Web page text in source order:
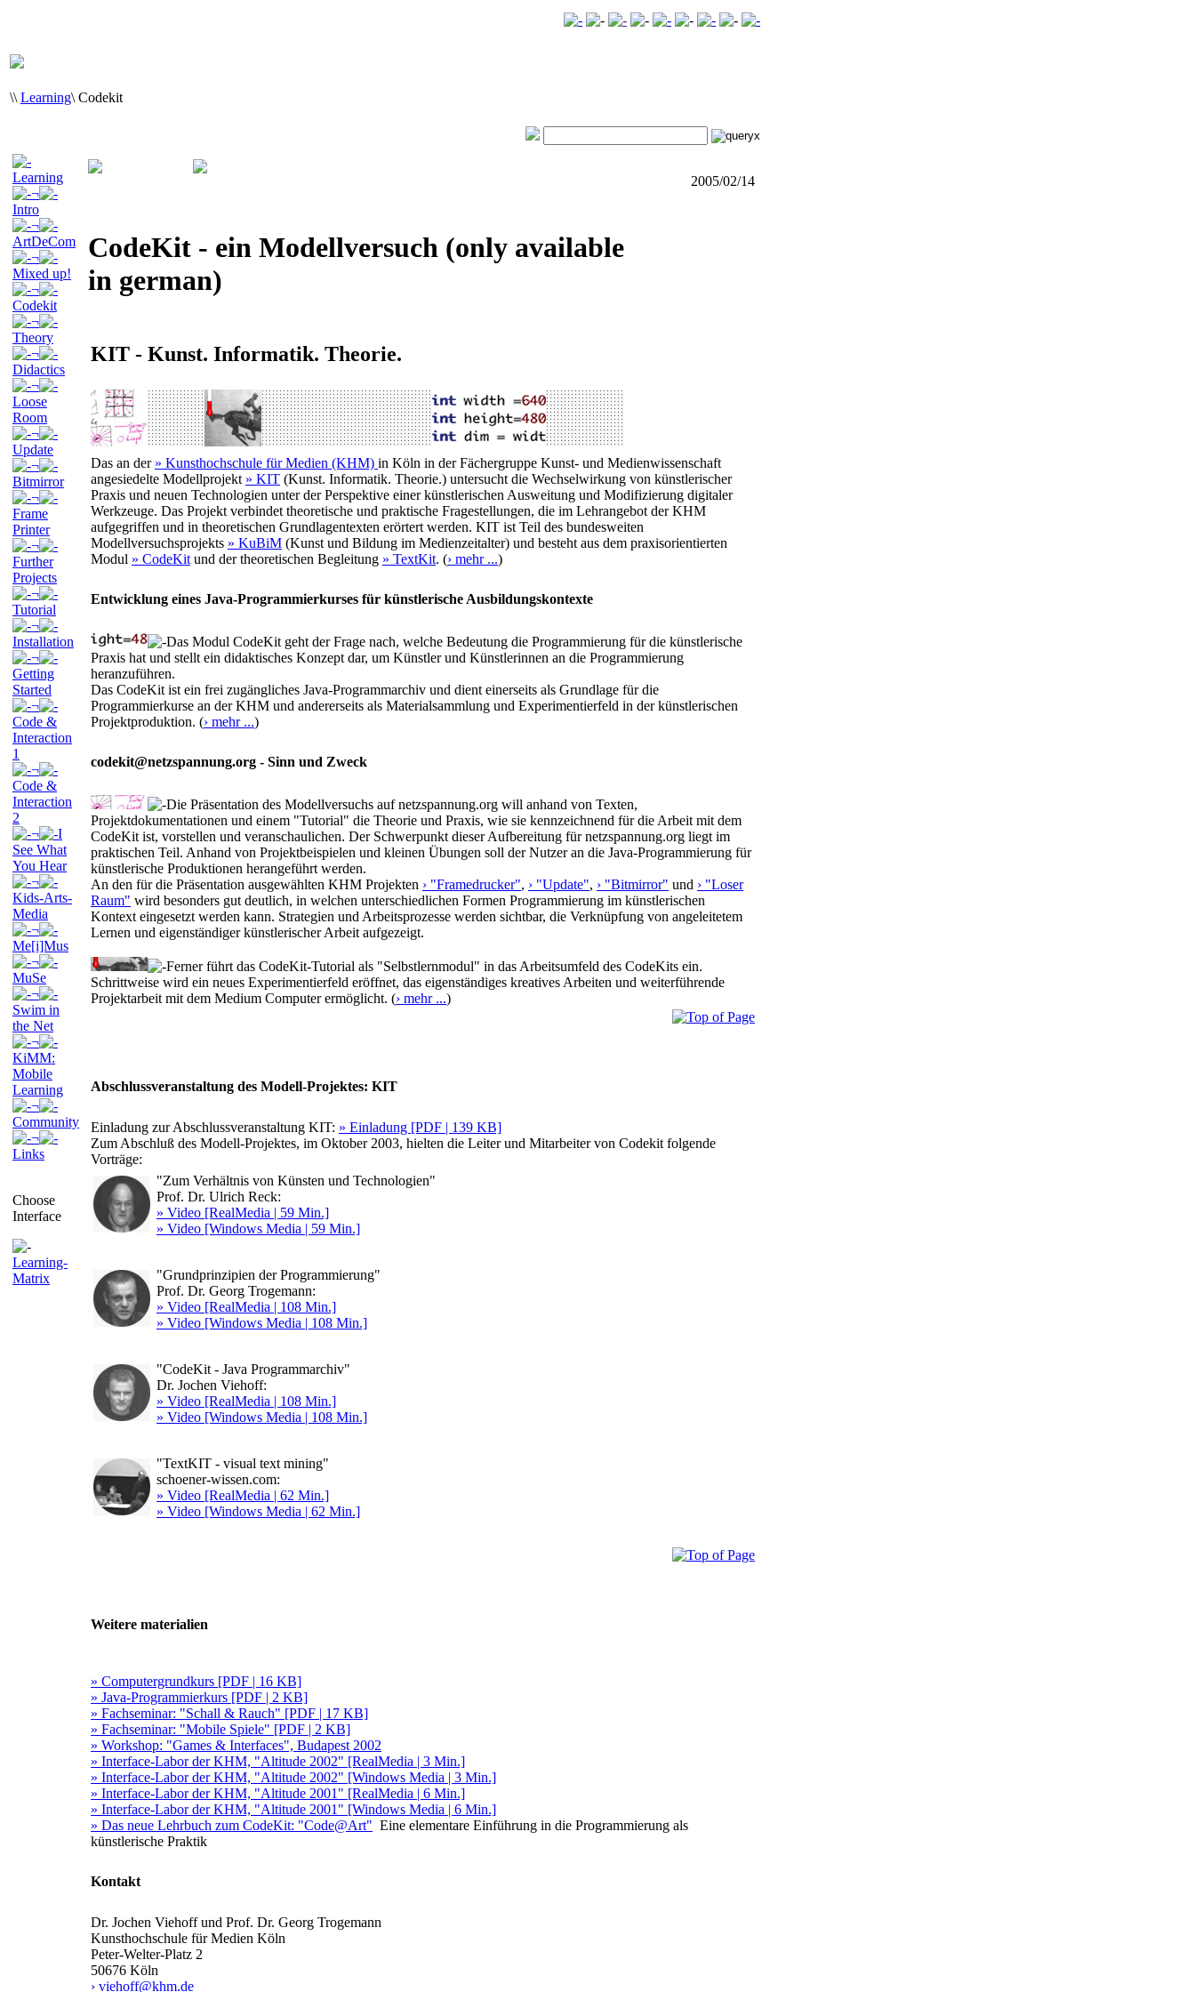
\\ Learning\ Codekit
Learning
¬
Intro
¬
ArtDeCom
¬
Mixed up!
¬
Codekit
¬
Theory
¬
Didactics
¬
Loose
Room
¬
Update
¬
Bitmirror
¬
Frame
Printer
¬
Further
Projects
¬
Tutorial
¬
Installation
¬
Getting
Started
¬
Code &
Interaction
1
¬
Code &
Interaction
2
¬
I
See What
You Hear
¬
Kids-Arts-
Media
¬
Me[i]Mus
¬
MuSe
¬
Swim in
the Net
¬
KiMM:
Mobile
Learning
¬
Community
¬
Links
Choose
Interface
Learning-
Matrix
2005/02/14
CodeKit - ein Modellversuch (only available
in german)
KIT - Kunst. Informatik. Theorie.
Das an der » Kunsthochschule für Medien (KHM) in Köln in der Fächergruppe Kunst- und Medienwissenschaft
angesiedelte Modellprojekt » KIT (Kunst. Informatik. Theorie.) untersucht die Wechselwirkung von künstlerischer
Praxis und neuen Technologien unter der Perspektive einer künstlerischen Ausweitung und Modifizierung digitaler
Werkzeuge. Das Projekt verbindet theoretische und praktische Fragestellungen, die im Lehrangebot der KHM
aufgegriffen und in theoretischen Grundlagentexten erörtert werden. KIT ist Teil des bundesweiten
Modellversuchsprojekts » KuBiM (Kunst und Bildung im Medienzeitalter) und besteht aus dem praxisorientierten
Modul » CodeKit und der theoretischen Begleitung » TextKit. (› mehr ...)
Entwicklung eines Java-Programmierkurses für künstlerische Ausbildungskontexte
Das Modul CodeKit geht der Frage nach, welche Bedeutung die Programmierung für die künstlerische
Praxis hat und stellt ein didaktisches Konzept dar, um Künstler und Künstlerinnen an die Programmierung
heranzuführen.
Das CodeKit ist ein frei zugängliches Java-Programmarchiv und dient einerseits als Grundlage für die
Programmierkurse an der KHM und andererseits als Materialsammlung und Experimentierfeld in der künstlerischen
Projektproduktion. (› mehr ...)
codekit@netzspannung.org - Sinn und Zweck
Die Präsentation des Modellversuchs auf netzspannung.org will anhand von Texten,
Projektdokumentationen und einem "Tutorial" die Theorie und Praxis, wie sie kennzeichnend für die Arbeit mit dem
CodeKit ist, vorstellen und veranschaulichen. Der Schwerpunkt dieser Aufbereitung für netzspannung.org liegt im
praktischen Teil. Anhand von Projektbeispielen und kleinen Übungen soll der Nutzer an die Java-Programmierung für
künstlerische Produktionen herangeführt werden.
An den für die Präsentation ausgewählten KHM Projekten › "Framedrucker", › "Update", › "Bitmirror" und › "Loser
Raum" wird besonders gut deutlich, in welchen unterschiedlichen Formen Programmierung im künstlerischen
Kontext eingesetzt werden kann. Strategien und Arbeitsprozesse werden sichtbar, die Verknüpfung von angeleitetem
Lernen und eigenständiger künstlerischer Arbeit aufgezeigt.
Ferner führt das CodeKit-Tutorial als "Selbstlernmodul" in das Arbeitsumfeld des CodeKits ein.
Schrittweise wird ein neues Experimentierfeld eröffnet, das eigenständiges kreatives Arbeiten und weiterführende
Projektarbeit mit dem Medium Computer ermöglicht. (› mehr ...)
Abschlussveranstaltung des Modell-Projektes: KIT
Einladung zur Abschlussveranstaltung KIT: » Einladung [PDF | 139 KB]
Zum Abschluß des Modell-Projektes, im Oktober 2003, hielten die Leiter und Mitarbeiter von Codekit folgende
Vorträge:
"Zum Verhältnis von Künsten und Technologien"
Prof. Dr. Ulrich Reck:
» Video [RealMedia | 59 Min.]
» Video [Windows Media | 59 Min.]
"Grundprinzipien der Programmierung"
Prof. Dr. Georg Trogemann:
» Video [RealMedia | 108 Min.]
» Video [Windows Media | 108 Min.]
"CodeKit - Java Programmarchiv"
Dr. Jochen Viehoff:
» Video [RealMedia | 108 Min.]
» Video [Windows Media | 108 Min.]
"TextKIT - visual text mining"
schoener-wissen.com:
» Video [RealMedia | 62 Min.]
» Video [Windows Media | 62 Min.]
Weitere materialien
» Computergrundkurs [PDF | 16 KB]
» Java-Programmierkurs [PDF | 2 KB]
» Fachseminar: "Schall & Rauch" [PDF | 17 KB]
» Fachseminar: "Mobile Spiele" [PDF | 2 KB]
» Workshop: "Games & Interfaces", Budapest 2002
» Interface-Labor der KHM, "Altitude 2002" [RealMedia | 3 Min.]
» Interface-Labor der KHM, "Altitude 2002" [Windows Media | 3 Min.]
» Interface-Labor der KHM, "Altitude 2001" [RealMedia | 6 Min.]
» Interface-Labor der KHM, "Altitude 2001" [Windows Media | 6 Min.]
» Das neue Lehrbuch zum CodeKit: "Code@Art" Eine elementare Einführung in die Programmierung als
künstlerische Praktik
Kontakt
Dr. Jochen Viehoff und Prof. Dr. Georg Trogemann
Kunsthochschule für Medien Köln
Peter-Welter-Platz 2
50676 Köln
› viehoff@khm.de